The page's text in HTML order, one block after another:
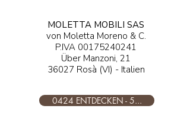
MOLETTA MOBILI SAS
von Moletta Moreno & C.
P.IVA 00175240241
Über Manzoni, 21
36027 Rosà (VI) - Italien
0424 ENTDECKEN - 5...